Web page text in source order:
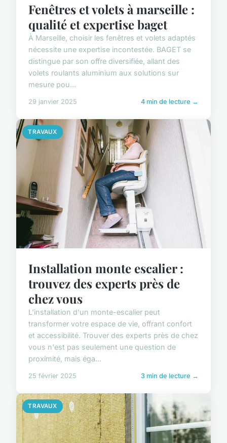
Fenêtres et volets à marseille :
qualité et expertise baget
À Marseille, choisir les fenêtres et volets adaptés
nécessite une expertise incontestée. BAGET se
distingue par son offre diversifiée, allant des
volets roulants aluminium aux solutions sur
mesure pou...
29 janvier 2025 4 min de lecture →
TRAVAUX
Installation monte escalier :
trouvez des experts près de
chez vous
L'installation d'un monte-escalier peut
transformer votre espace de vie, offrant confort
et accessibilité. Trouver des experts près de chez
vous n'est pas seulement une question de
proximité, mais éga...
25 février 2025 3 min de lecture →
TRAVAUX